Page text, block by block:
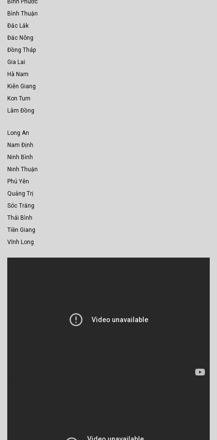
Bình Phước
Bình Thuận
Đắc Lắk
Đắc Nông
Đồng Tháp
Gia Lai
Hà Nam
Kiên Giang
Kon Tum
Lâm Đồng
Long An
Nam Định
Ninh Bình
Ninh Thuận
Phú Yên
Quảng Trị
Sóc Trăng
Thái Bình
Tiền Giang
Vĩnh Long